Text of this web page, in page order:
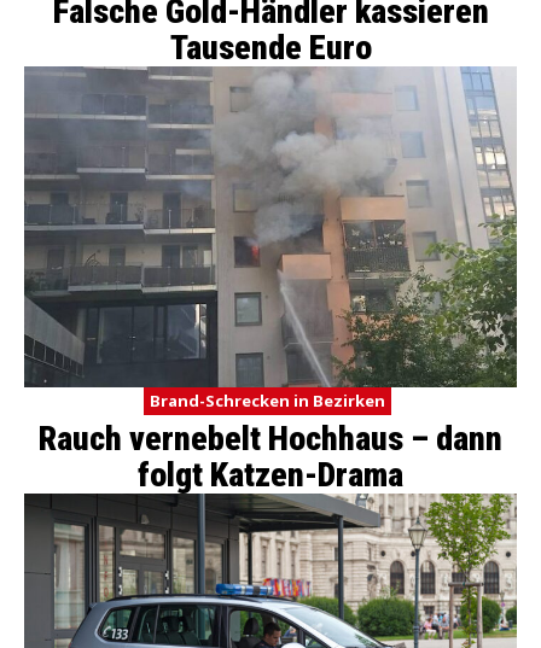
Falsche Gold-Händler kassieren
Tausende Euro
Brand-Schrecken in Bezirken
Rauch vernebelt Hochhaus – dann
folgt Katzen-Drama